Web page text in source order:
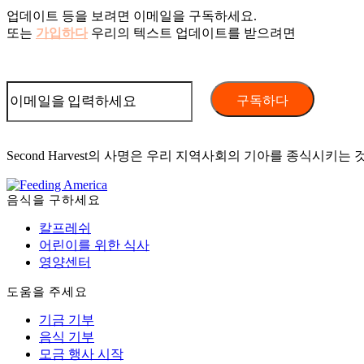
업데이트 등을 보려면 이메일을 구독하세요.
또는 가입하다우리의 텍스트 업데이트를 받으려면
Second Harvest의 사명은 우리 지역사회의 기아를 종식시키는
음식을 구하세요
칼프레쉬
어린이를 위한 식사
영양센터
도움을 주세요
기금 기부
음식 기부
모금 행사 시작